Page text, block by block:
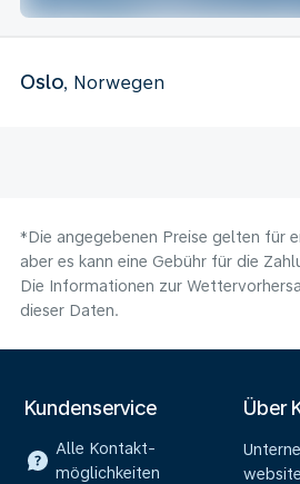
Oslo, Norwegen
*Die angegebenen Preise gelten für
aber es kann eine Gebühr für die
Die Informationen zur
dieser Daten.
Kundenservice
Alle Kontakt-
möglichkeiten
Über
website